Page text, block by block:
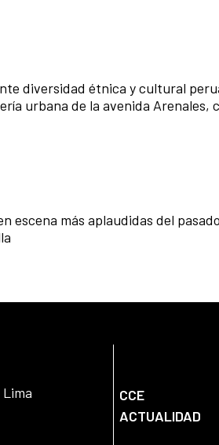
diversidad étnica y cultural
urbana de la avenida Arenales,
escena más aplaudidas del
CCE
ACTUALIDAD